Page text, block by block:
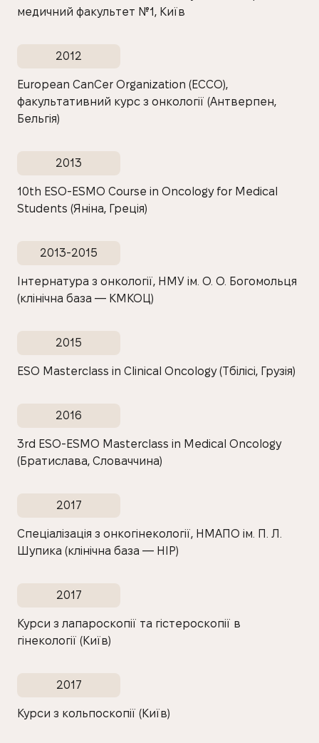
медичний факультет №1, Київ
2012
European CanCer Organization (ECCO),
факультативний курс з онкології (Антверпен,
Бельгія)
2013
10th ESO-ESMO Course in Oncology for Medical
Students (Яніна, Греція)
2013-2015
Інтернатура з онкології, НМУ ім. О. О. Богомольця
(клінічна база — КМКОЦ)
2015
ESO Masterclass in Clinical Oncology (Тбілісі, Грузія)
2016
3rd ESO-ESMO Masterclass in Medical Oncology
(Братислава, Словаччина)
2017
Спеціалізація з онкогінекології, НМАПО ім. П. Л.
Шупика (клінічна база — НІР)
2017
Курси з лапароскопії та гістероскопії в
гінекології (Київ)
2017
Курси з кольпоскопії (Київ)